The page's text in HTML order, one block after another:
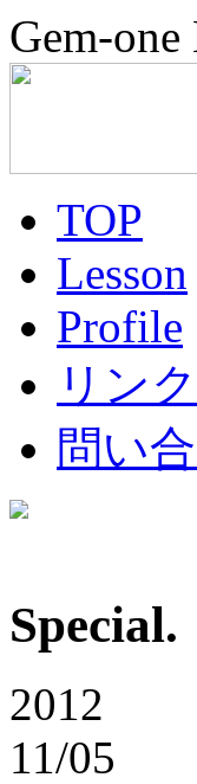
Gem-one
TOP
Lesson
Profile
リンク
問い
Special.
2012
11/05